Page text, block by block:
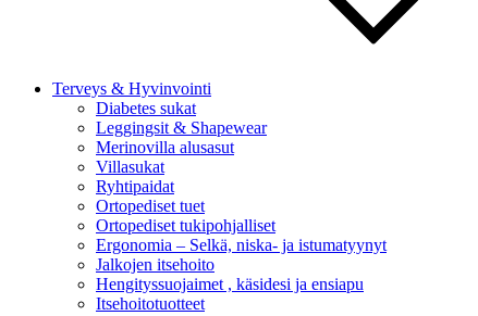
Terveys & Hyvinvointi
Diabetes sukat
Leggingsit & Shapewear
Merinovilla alusasut
Villasukat
Ryhtipaidat
Ortopediset tuet
Ortopediset tukipohjalliset
Ergonomia – Selkä, niska- ja istumatyynyt
Jalkojen itsehoito
Hengityssuojaimet , käsidesi ja ensiapu
Itsehoitotuotteet